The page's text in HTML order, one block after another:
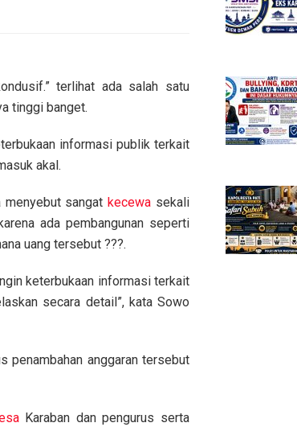
terlihat ada salah satu
tinggi banget.
informasi publik terkait
akal.
menyebut sangatkecewa sekali
ada pembangunan seperti
uang tersebut ???.
keterbukaan informasi terkait
secara detail”, kata Sowo
penambahan anggaran tersebut
Karaban dan pengurus serta